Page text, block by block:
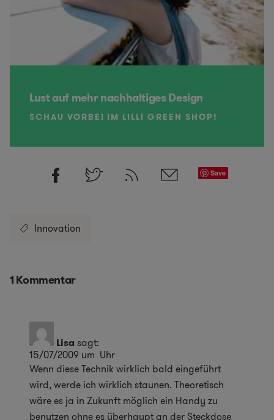
Lust auf mehr nachhaltiges Design
SCHAU VORBEI IM LILLI GREEN SHOP!
Save
Innovation
1 Kommentar
Lisa sagt:
15/07/2009 um Uhr
Wenn diese Technik wirklich bald eingeführt
wird, werde ich wirklich staunen. Theoretisch
wäre es ja in Zukunft möglich ein Handy zu
benutzen ohne es überhaupt an der Steckdose